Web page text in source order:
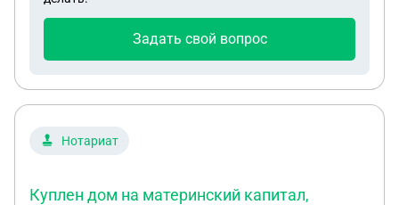
Задать свой вопрос
Нотариат
Куплен дом на материнский капитал,